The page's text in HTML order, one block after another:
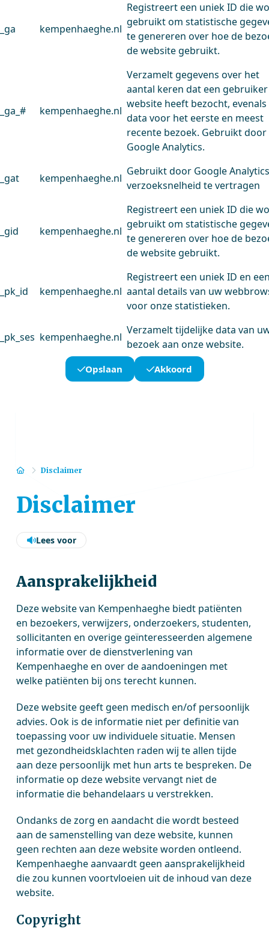
_ga kempenhaeghe.nl
Registreert een uniek ID die
gebruikt om statistische
te genereren over hoe de
de website gebruikt.
_ga_# kempenhaeghe.nl
Verzamelt gegevens over het
aantal keren dat een
website heeft bezocht, evenals
data voor het eerste en meest
recente bezoek. Gebruikt door
Google Analytics.
_gat kempenhaeghe.nl
Gebruikt door Google
verzoeksnelheid te vertragen
_gid kempenhaeghe.nl
Registreert een uniek ID die
gebruikt om statistische
te genereren over hoe de
de website gebruikt.
_pk_id kempenhaeghe.nl
Registreert een uniek ID en
aantal details van uw
voor onze statistieken.
_pk_ses kempenhaeghe.nl
Verzamelt tijdelijke data van
bezoek aan onze website.
Opslaan Akkoord
HomeDisclaimer
Disclaimer
Lees voor
Aansprakelijkheid
Deze website van Kempenhaeghe biedt patiënten
en bezoekers, verwijzers, onderzoekers, studenten,
sollicitanten en overige geïnteresseerden algemene
informatie over de dienstverlening van
Kempenhaeghe en over de aandoeningen met
welke patiënten bij ons terecht kunnen.
Deze website geeft geen medisch en/of persoonlijk
advies. Ook is de informatie niet per definitie van
toepassing voor uw individuele situatie. Mensen
met gezondheidsklachten raden wij te allen tijde
aan deze persoonlijk met hun arts te bespreken. De
informatie op deze website vervangt niet de
informatie die behandelaars u verstrekken.
Ondanks de zorg en aandacht die wordt besteed
aan de samenstelling van deze website, kunnen
geen rechten aan deze website worden ontleend.
Kempenhaeghe aanvaardt geen aansprakelijkheid
die zou kunnen voortvloeien uit de inhoud van deze
website.
Copyright